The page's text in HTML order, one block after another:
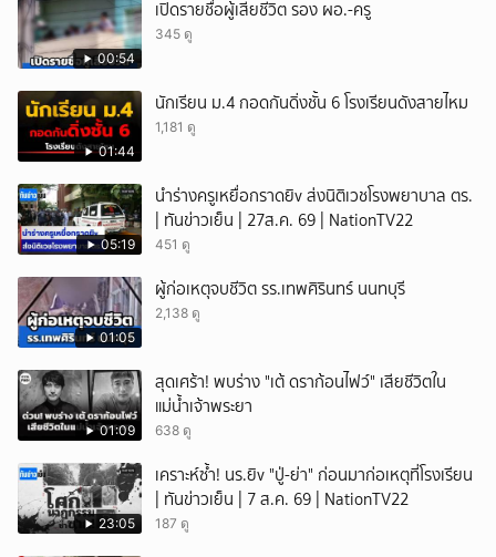
00:54
เปิดรายชื่อผู้เสียชีวิต รอง ผอ.-ครู
345 ดู
01:44
นักเรียน ม.4 กอดกันดิ่งชั้น 6 โรงเรียนดังสายไหม
1,181 ดู
05:19
นำร่างครูเหยื่อกราดยิv ส่งนิติเวชโรงพยาบาล ตร.
| ทันข่าวเย็น | 27ส.ค. 69 | NationTV22
451 ดู
01:05
ผู้ก่อเหตุจบชีวิต รร.เทพศิรินทร์ นนทบุรี
2,138 ดู
01:09
สุดเศร้า! พบร่าง "เต้ ดราก้อนไฟว์" เสียชีวิตใน
แม่น้ำเจ้าพระยา
638 ดู
23:05
เคราะห์ซ้ำ! นร.ยิv "ปู่-ย่า" ก่อนมาก่อเหตุที่โรงเรียน
| ทันข่าวเย็น | 7 ส.ค. 69 | NationTV22
187 ดู